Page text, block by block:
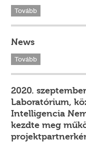
Tovább
News
Tovább
2020.
Laboratórium,
Intelligencia
kezdte meg